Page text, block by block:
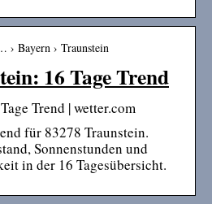
› Bayern › Traunstein
16 Tage Trend
Trend | wetter.com
für 83278 Traunstein.
Sonnenstunden und
in der 16 Tagesübersicht.